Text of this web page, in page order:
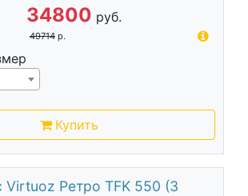
34800 руб.
49714 р.
Купить
Virtuoz Ретро TFK 550 (3